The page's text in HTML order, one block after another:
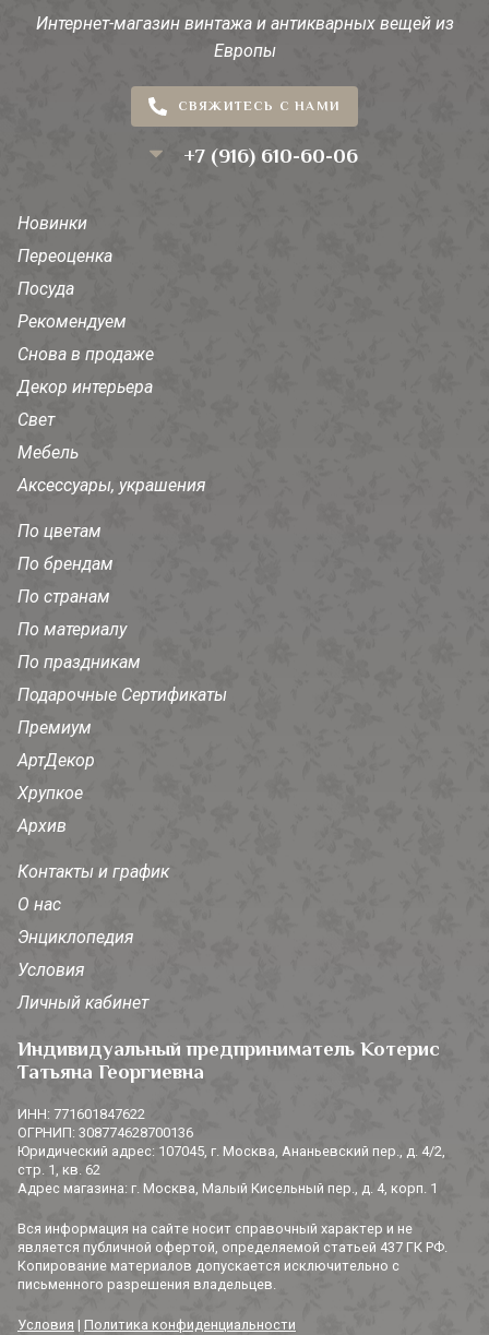
Интернет-магазин винтажа и антикварных вещей из
Европы
СВЯЖИТЕСЬ С НАМИ
+7 (916) 610-60-06
Новинки
Переоценка
Посуда
Рекомендуем
Снова в продаже
Декор интерьера
Свет
Мебель
Аксессуары, украшения
По цветам
По брендам
По странам
По материалу
По праздникам
Подарочные Сертификаты
Премиум
АртДекор
Хрупкое
Архив
Контакты и график
О нас
Энциклопедия
Условия
Личный кабинет
Индивидуальный предприниматель Котерис
Татьяна Георгиевна
ИНН: 771601847622
ОГРНИП: 308774628700136
Юридический адрес: 107045, г. Москва, Ананьевский пер., д. 4/2,
стр. 1, кв. 62
Адрес магазина: г. Москва, Малый Кисельный пер., д. 4, корп. 1
Вся информация на сайте носит справочный характер и не
является публичной офертой, определяемой статьей 437 ГК РФ.
Копирование материалов допускается исключительно с
письменного разрешения владельцев.
Условия | Политика конфиденциальности